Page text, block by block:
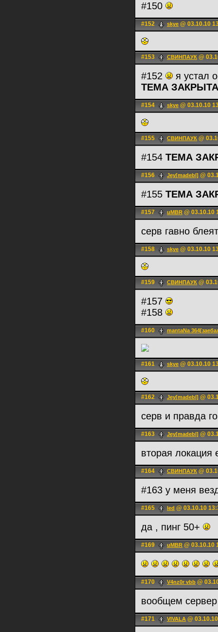
#150
#152 skye @ 03.10.10
#153 СВИНПАУК @
#152
я устал
ТЕМА ЗАКРЫТА
#154 skye @ 03.10.10
#155 СВИНПАУК @
#154 ТЕМА
#156 Jey[madebl] @
#155 ТЕМА
#157 uMBR @ 03.10.10
серв гавно
#158 skye @ 03.10.10
#159 СВИНПАУК @
#157
#158
#160 mantaNa
#161 skye @ 03.10.10
#162 Jey[madebl] @
серв и правда
#163 Jey[madebl] @
вторая
#164 СВИНПАУК @
#163 у меня
#165 led @ 03.10.10
да , пинг 50+
#169 uMBR @ 03.10.10
#170 V4nz0r vbb @
вообщем
#171 VIVALA @